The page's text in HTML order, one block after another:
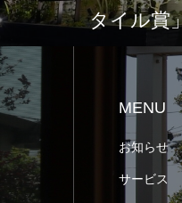
タイル賞
MENU
お知らせ
サービス